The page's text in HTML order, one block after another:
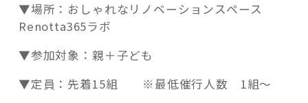
▼場所：おしゃれなリノベーションスペース
Renotta365ラボ
▼参加対象：親＋子ども
▼定員：先着15組 ※最低催行人数 1組～